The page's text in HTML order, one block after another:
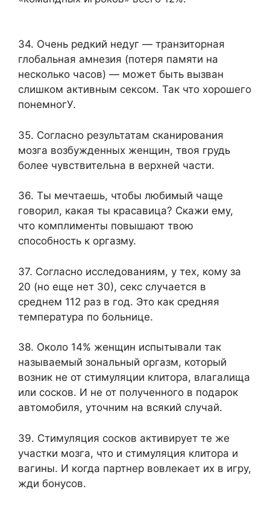
34. Очень редкий недуг — транзиторная
глобальная амнезия (потеря памяти на
несколько часов) — может быть вызван
слишком активным сексом. Так что хорошего
понемногУ.
35. Согласно результатам сканирования
мозга возбужденных женщин, твоя грудь
более чувствительна в верхней части.
36. Ты мечтаешь, чтобы любимый чаще
говорил, какая ты красавица? Скажи ему,
что комплименты повышают твою
способность к оргазму.
37. Согласно исследованиям, у тех, кому за
20 (но еще нет 30), секс случается в
среднем 112 раз в год. Это как средняя
температура по больнице.
38. Около 14% женщин испытывали так
называемый зональный оргазм, который
возник не от стимуляции клитора, влагалища
или сосков. И не от полученного в подарок
автомобиля, уточним на всякий случай.
39. Стимуляция сосков активирует те же
участки мозга, что и стимуляция клитора и
вагины. И когда партнер вовлекает их в игру,
жди бонусов.